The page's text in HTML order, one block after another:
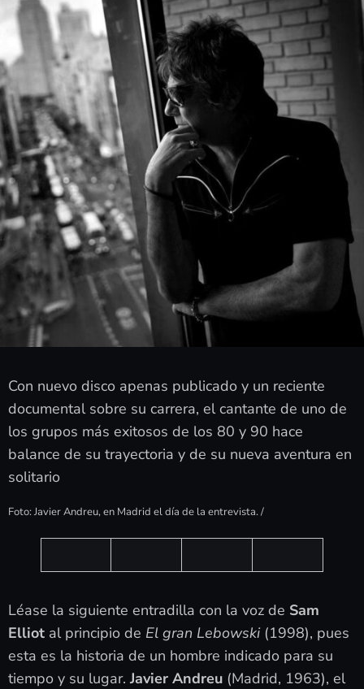
Con nuevo disco apenas publicado y un reciente
documental sobre su carrera, el cantante de uno de
los grupos más exitosos de los 80 y 90 hace
balance de su trayectoria y de su nueva aventura en
solitario
Foto: Javier Andreu, en Madrid el día de la entrevista. /
Léase la siguiente entradilla con la voz de Sam
Elliot al principio de El gran Lebowski(1998), pues
esta es la historia de un hombre indicado para su
tiempo y su lugar. Javier Andreu (Madrid, 1963), el